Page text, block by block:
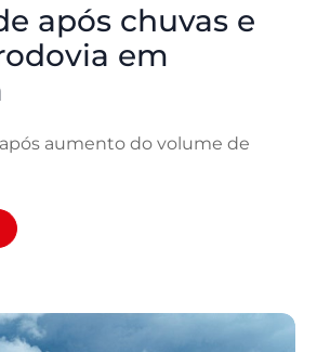
após chuvas e
em
aumento do volume de